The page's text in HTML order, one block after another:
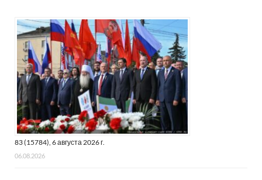
83 (15784), 6 августа 2026 г.
06.08.2026